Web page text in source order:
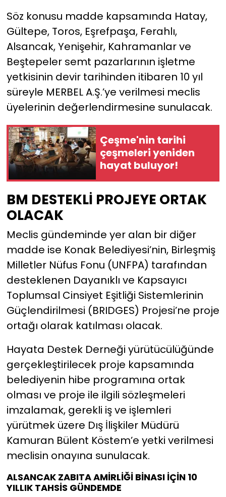
Söz konusu madde kapsamında Hatay,
Gültepe, Toros, Eşrefpaşa, Ferahlı,
Alsancak, Yenişehir, Kahramanlar ve
Beştepeler semt pazarlarının işletme
yetkisinin devir tarihinden itibaren 10 yıl
süreyle MERBEL A.Ş.’ye verilmesi meclis
üyelerinin değerlendirmesine sunulacak.
Çeşme'nin tarihi
çeşmeleri yeniden
hayat buluyor!
BM DESTEKLİ PROJEYE ORTAK
OLACAK
Meclis gündeminde yer alan bir diğer
madde ise Konak Belediyesi’nin, Birleşmiş
Milletler Nüfus Fonu (UNFPA) tarafından
desteklenen Dayanıklı ve Kapsayıcı
Toplumsal Cinsiyet Eşitliği Sistemlerinin
Güçlendirilmesi (BRIDGES) Projesi’ne proje
ortağı olarak katılması olacak.
Hayata Destek Derneği yürütücülüğünde
gerçekleştirilecek proje kapsamında
belediyenin hibe programına ortak
olması ve proje ile ilgili sözleşmeleri
imzalamak, gerekli iş ve işlemleri
yürütmek üzere Dış İlişkiler Müdürü
Kamuran Bülent Köstem’e yetki verilmesi
meclisin onayına sunulacak.
ALSANCAK ZABITA AMİRLİĞİ BİNASI İÇİN 10
YILLIK TAHSİS GÜNDEMDE